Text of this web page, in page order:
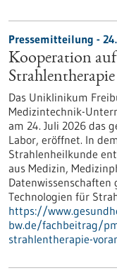
Pressemitteilung -
Kooperation
Das Uniklinikum
Medizintechnik-
am 24. Juli 2026 das
Labor, eröffnet. In
Strahlenheilkunde
aus Medizin,
Technologien für
https://
bw.de/fachbeitrag/
strahlentherapie-